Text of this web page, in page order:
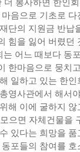
음으로 기초로
단의 지원금 반
힘을 잃어 버렸던
어느 때보다 동
한마음으로 뭉치
일하고 있는 한
영사관에서 해서
해 이에 굴하지
으면 자체건물을
있다는 희망을
포들의 참여를 호